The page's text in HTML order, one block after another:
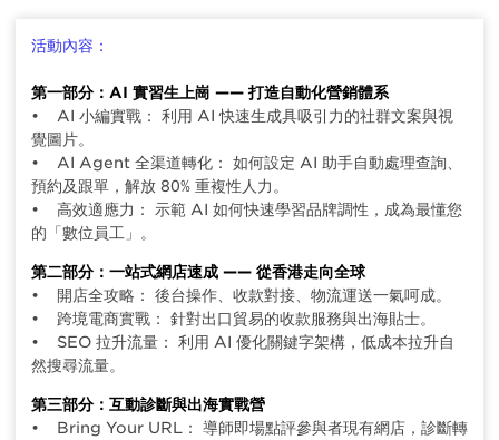
活動內容：
第一部分：AI 實習生上崗 —— 打造自動化營銷體系
• AI 小編實戰： 利用 AI 快速生成具吸引力的社群文案與視
覺圖片。
• AI Agent 全渠道轉化： 如何設定 AI 助手自動處理查詢、
預約及跟單，解放 80% 重複性人力。
• 高效適應力： 示範 AI 如何快速學習品牌調性，成為最懂您
的「數位員工」。
第二部分：一站式網店速成 —— 從香港走向全球
• 開店全攻略： 後台操作、收款對接、物流運送一氣呵成。
• 跨境電商實戰： 針對出口貿易的收款服務與出海貼士。
• SEO 拉升流量： 利用 AI 優化關鍵字架構，低成本拉升自
然搜尋流量。
第三部分：互動診斷與出海實戰營
• Bring Your URL： 導師即場點評參與者現有網店，診斷轉